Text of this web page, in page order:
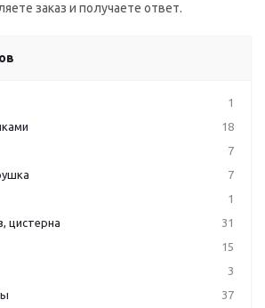
заказ и получаете ответ.
1
18
7
7
1
цистерна
31
15
3
37